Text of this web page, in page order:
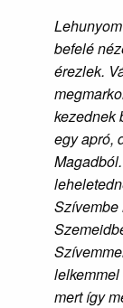
befelé
érezlek.
kezednek
egy apró,
Szívembe
mert így